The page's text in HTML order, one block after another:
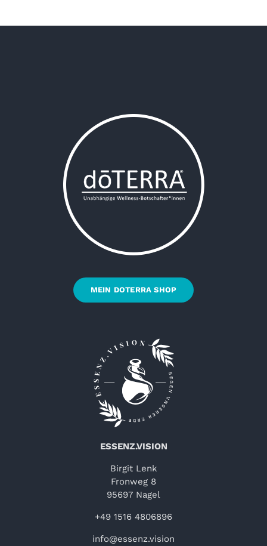
MEIN DOTERRA SHOP
ESSENZ.VISION
Birgit Lenk
Fronweg 8
95697 Nagel
+49 1516 4806896
info@essenz.vision